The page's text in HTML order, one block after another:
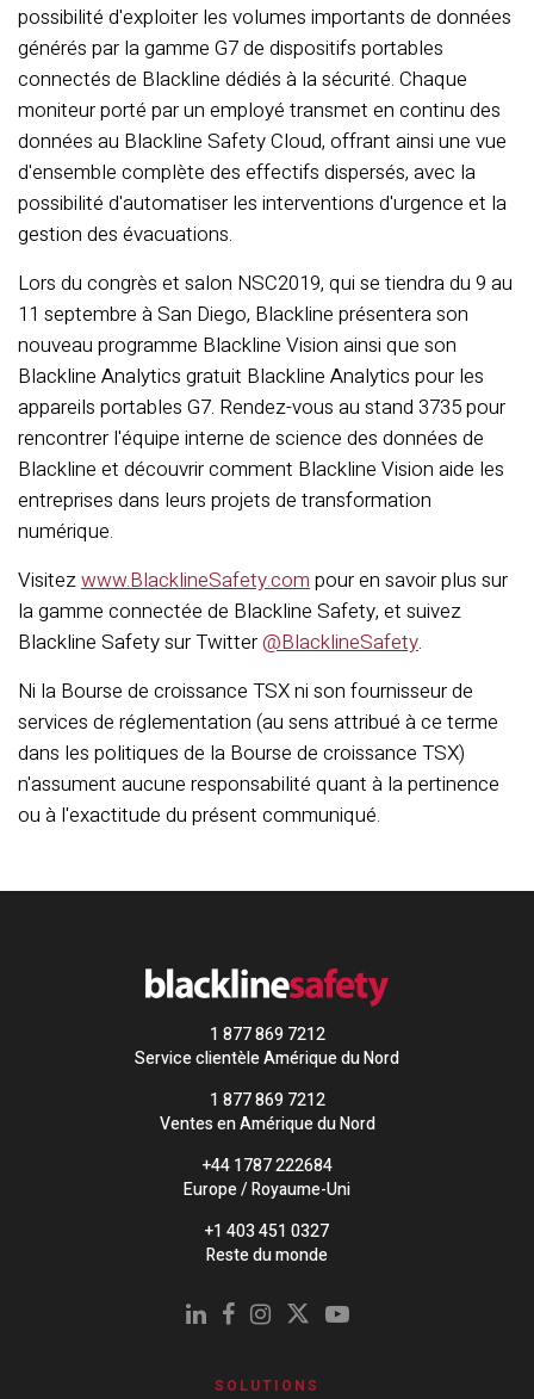
possibilité d'exploiter les volumes importants de données
générés par la gamme G7 de dispositifs portables
connectés de Blackline dédiés à la sécurité. Chaque
moniteur porté par un employé transmet en continu des
données au Blackline Safety Cloud, offrant ainsi une vue
d'ensemble complète des effectifs dispersés, avec la
possibilité d'automatiser les interventions d'urgence et la
gestion des évacuations.
Lors du congrès et salon NSC2019, qui se tiendra du 9 au
11 septembre à San Diego, Blackline présentera son
nouveau programme Blackline Vision ainsi que son
Blackline Analytics gratuit Blackline Analytics pour les
appareils portables G7. Rendez-vous au stand 3735 pour
rencontrer l'équipe interne de science des données de
Blackline et découvrir comment Blackline Vision aide les
entreprises dans leurs projets de transformation
numérique.
Visitezwww.BlacklineSafety.compour en savoir plus sur
la gamme connectée de Blackline Safety, et suivez
Blackline Safety sur Twitter@BlacklineSafety.
Ni la Bourse de croissance TSX ni son fournisseur de
services de réglementation (au sens attribué à ce terme
dans les politiques de la Bourse de croissance TSX)
n'assument aucune responsabilité quant à la pertinence
ou à l'exactitude du présent communiqué.
1 877 869 7212
Service clientèle Amérique du Nord
1 877 869 7212
Ventes en Amérique du Nord
+44 1787 222684
Europe / Royaume-Uni
+1 403 451 0327
Reste du monde
SOLUTIONS